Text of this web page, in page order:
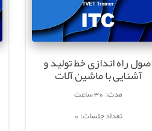
راه اندازی خط تولید و
آشنایی با ماشین آلات
مدت: 30 ساعت
تعداد جلسات: 0